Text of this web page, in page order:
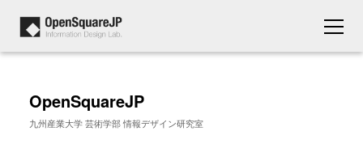
OpenSquareJP
九州産業大学 芸術学部 情報デザイン研究室